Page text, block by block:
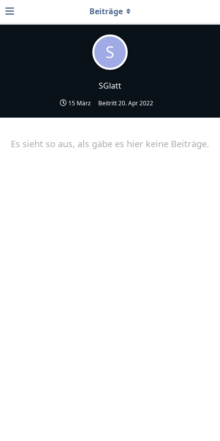
S
SGlatt
15 März Beitritt20. Apr 2022
Beiträge
Es sieht so aus, als gäbe es hier keine Beiträge.